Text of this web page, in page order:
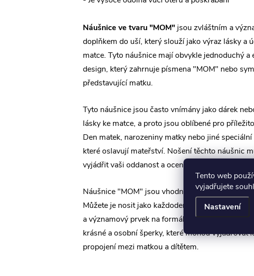
Tento web
vyjadřujete
Nastavení
Náušnice ve tvaru "MOM" jsou zvláštním a
doplňkem do uší, který slouží jako výraz lásky a
matce. Tyto náušnice mají obvykle jednoduchý a
design, který zahrnuje písmena "MOM" nebo
představující matku.
Tyto náušnice jsou často vnímány jako dárek
lásky ke matce, a proto jsou oblíbené pro
Den matek, narozeniny matky nebo jiné
které oslavují mateřství. Nošení těchto náušnic
vyjádřit vaši oddanost a ocenění vůči vaší matce.
Náušnice "MOM" jsou vhodné pro různé styly a
Můžete je nosit jako každodenní doplněk nebo
a významový prvek na formálních událostech.
krásné a osobní šperky, které mohou vyjadřovat
propojení mezi matkou a dítětem.